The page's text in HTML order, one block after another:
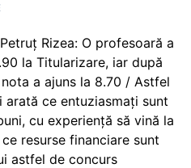
Rizea: O profesoară a
la Titularizare, iar după
a ajuns la 8.70 / Astfel
arată ce entuziasmați sunt
cu experiență să vină la
resurse financiare sunt
astfel de concurs